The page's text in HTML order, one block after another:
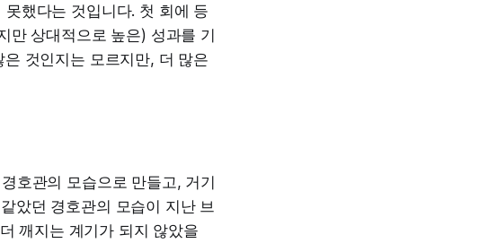
했다는 것입니다. 첫 회에 등
만 상대적으로 높은) 성과를 기
것인지는 모르지만, 더 많은
호관의 모습으로 만들고, 거기
았던 경호관의 모습이 지난 브
깨지는 계기가 되지 않았을